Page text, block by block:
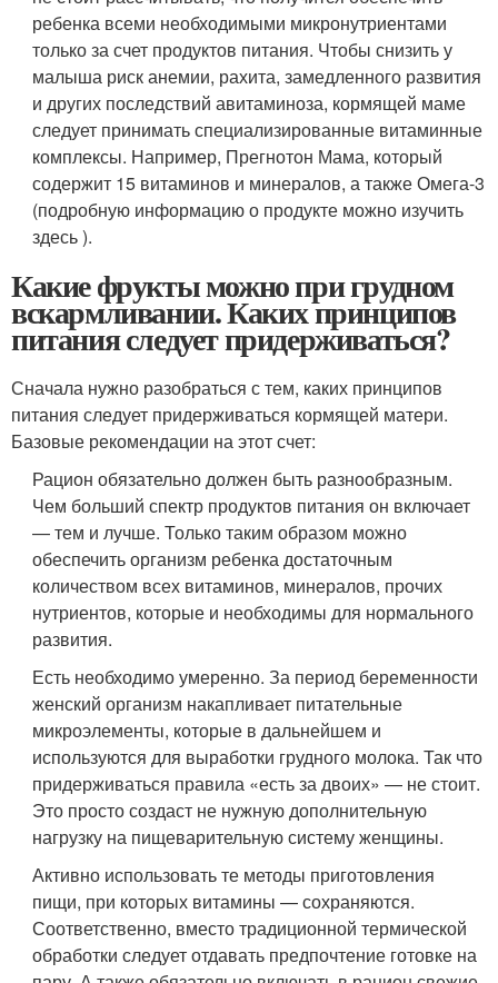
ребенка всеми необходимыми микронутриентами
только за счет продуктов питания. Чтобы снизить у
малыша риск анемии, рахита, замедленного развития
и других последствий авитаминоза, кормящей маме
следует принимать специализированные витаминные
комплексы. Например, Прегнотон Мама, который
содержит 15 витаминов и минералов, а также Омега-3
(подробную информацию о продукте можно изучить
здесь ).
Какие фрукты можно при грудном
вскармливании. Каких принципов
питания следует придерживаться?
Сначала нужно разобраться с тем, каких принципов
питания следует придерживаться кормящей матери.
Базовые рекомендации на этот счет:
Рацион обязательно должен быть разнообразным.
Чем больший спектр продуктов питания он включает
— тем и лучше. Только таким образом можно
обеспечить организм ребенка достаточным
количеством всех витаминов, минералов, прочих
нутриентов, которые и необходимы для нормального
развития.
Есть необходимо умеренно. За период беременности
женский организм накапливает питательные
микроэлементы, которые в дальнейшем и
используются для выработки грудного молока. Так что
придерживаться правила «есть за двоих» — не стоит.
Это просто создаст не нужную дополнительную
нагрузку на пищеварительную систему женщины.
Активно использовать те методы приготовления
пищи, при которых витамины — сохраняются.
Соответственно, вместо традиционной термической
обработки следует отдавать предпочтение готовке на